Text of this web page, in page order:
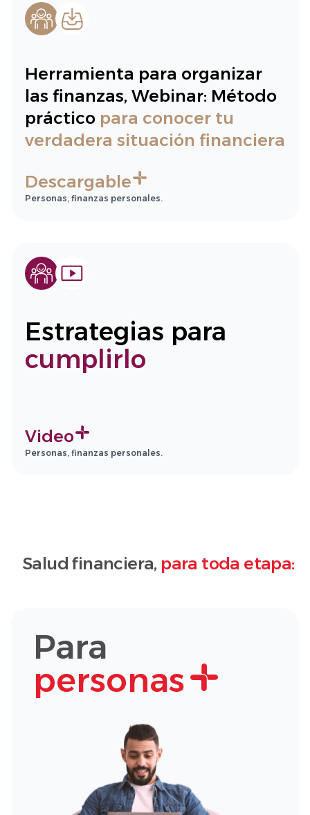
Herramienta para organizar
las finanzas, Webinar: Método
práctico para conocer tu
verdadera situación financiera
Descargable
Personas, finanzas personales.
Estrategias para
cumplirlo
Video
Personas, finanzas personales.
Salud financiera, para toda etapa:
Para
personas